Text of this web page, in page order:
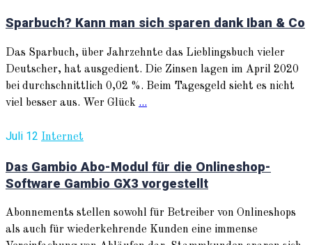
Sparbuch? Kann man sich sparen dank Iban & Co
Das Sparbuch, über Jahrzehnte das Lieblingsbuch vieler
Deutscher, hat ausgedient. Die Zinsen lagen im April 2020
bei durchschnittlich 0,02 %. Beim Tagesgeld sieht es nicht
viel besser aus. Wer Glück ...
Juli 12 Internet
Das Gambio Abo-Modul für die Onlineshop-
Software Gambio GX3 vorgestellt
Abonnements stellen sowohl für Betreiber von Onlineshops
als auch für wiederkehrende Kunden eine immense